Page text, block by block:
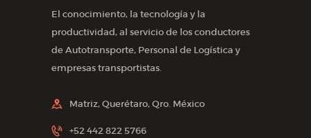
El conocimiento, la tecnología y la
productividad, al servicio de los conductores
de Autotransporte, Personal de Logística y
empresas transportistas.
Matriz, Querétaro, Qro. México
+52 442 822 5766